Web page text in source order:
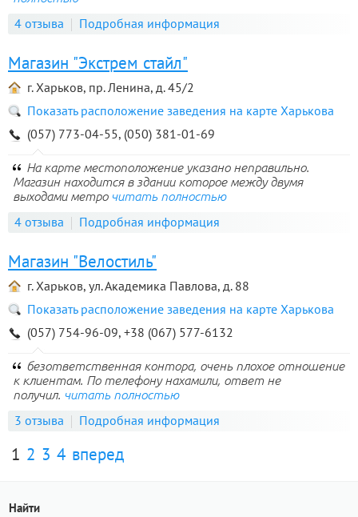
4 отзыва Подробная информация
Магазин "Экстрем стайл"
г. Харьков, пр. Ленина, д. 45/2
Показать расположение заведения на карте Харькова
(057) 773-04-55, (050) 381-01-69
На карте местоположение указано неправильно.
Магазин находится в здании которое между двумя
выходами метро читать полностью
4 отзыва Подробная информация
Магазин "Велостиль"
г. Харьков, ул. Академика Павлова, д. 88
Показать расположение заведения на карте Харькова
(057) 754-96-09, +38 (067) 577-6132
безответственная контора, очень плохое отношение
к клиентам. По телефону нахамили, ответ не
получил. читать полностью
3 отзыва Подробная информация
1 2 3 4 вперед
Найти